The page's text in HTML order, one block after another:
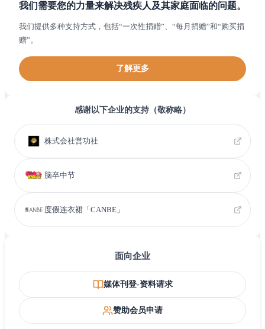
我们需要您的力量来解决残疾人及其家庭面临的问题。
我们提供多种支持方式，包括“一次性捐赠”、“每月捐赠”和“购买捐
赠”。
了解更多
感谢以下企业的支持（敬称略）
株式会社営功社
脑卒中节
度假连衣裙「CANBE」
面向企业
媒体刊登-资料请求
赞助会员申请